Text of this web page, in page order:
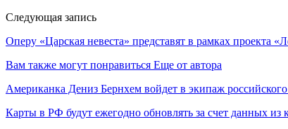
Следующая запись
Оперу «Царская невеста» представят в рамках проекта
Вам также могут понравиться Еще от автора
Американка Дениз Бернхем войдет в экипаж
Карты в РФ будут ежегодно обновлять за счет данных из